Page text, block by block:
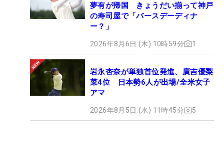
夢有が帰国 きょうだい揃って神戸
の寿司屋で「バースデーディナ
ー？」
2026年8月6日 (木) 10時59分 1
岩永杏奈が単独首位発進、廣吉優梨
菜4位 日本勢6人が出場/全米女子
アマ
2026年8月5日 (水) 11時45分 5